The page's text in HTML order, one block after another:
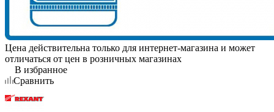
Цена действительна только для интернет-магазина и может
отличаться от цен в розничных магазинах
В избранное
Сравнить